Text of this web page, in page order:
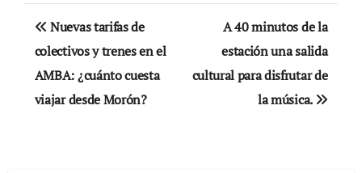
Navegación
de
entradas
Nuevas tarifas de
colectivos y trenes en el
AMBA: ¿cuánto cuesta
viajar desde Morón?
A 40 minutos de la
estación una salida
cultural para disfrutar de
la música.